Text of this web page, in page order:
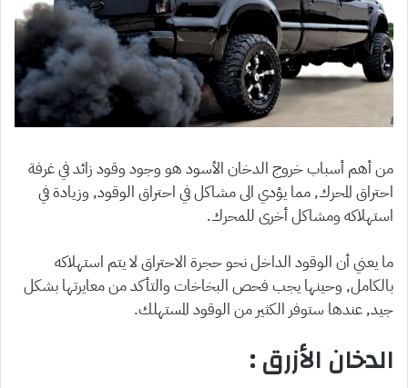
من أهم أسباب خروج الدخان الأسود هو وجود وقود زائد في غرفة
احتراق المحرك, مما يؤدي الى مشاكل في احتراق الوقود, وزيادة في
استهلاكه ومشاكل أخرى للمحرك.
ما يعني أن الوقود الداخل نحو حجرة الاحتراق لا يتم استهلاكه
بالكامل, وحينها يجب فحص البخاخات والتأكد من معايرتها بشكل
جيد, عندها ستوفر الكثير من الوقود المستهلك.
الدخان الأزرق :